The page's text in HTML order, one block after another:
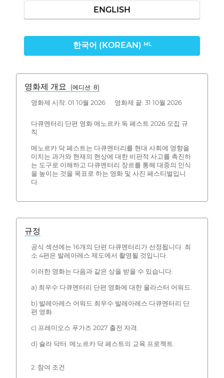
ENGLISH
한국어 (KOREAN) ML
영화제 개요 (에디션: 8)
영화제 시작: 01 10월 2026 영화제 끝: 31 10월 2026
다큐멘터리 단편 영화 메노르카 독 페스트 2026 모집 규
칙
메노르카 닥 페스트는 다큐멘터리를 현대 사회에 영향을
미치는 과거와 현재의 현상에 대한 비판적 사고를 촉진하
는 도구로 이해하고 다큐멘터리 장르를 통해 대중의 인식
을 높이는 것을 목표로 하는 영화 및 사진 페스티벌입니
다.
규정
공식 섹션에는 16개의 단편 다큐멘터리가 선정됩니다. 최
소 4편은 발레아레스 제도에서 촬영될 것입니다.
이러한 영화는 다음과 같은 상을 받을 수 있습니다.
a) 최우수 다큐멘터리 단편 영화에 대한 울라스터 어워드.
b) 발레아레스 어워드 최우수 발레아레스 다큐멘터리 단
편 영화.
c) 프레미오스 푸가즈 2027 출전 자격.
d) 슐라 닥터. 메노르카 닥 페스트의 교육 프로젝트.
2. 참여 조건